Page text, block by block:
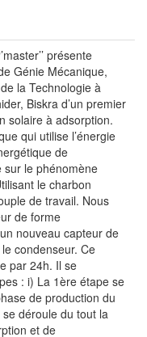
présente
Génie Mécanique,
la Technologie à
Biskra d’un premier
solaire à adsorption.
qui utilise l’énergie
de
sur le phénomène
le charbon
de travail. Nous
de forme
nouveau capteur de
condenseur. Ce
par 24h. Il se
: i) La 1ère étape se
de production du
déroule du tout la
et de